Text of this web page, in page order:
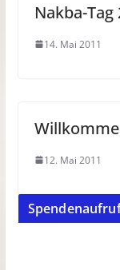
Nakba-Tag
14. Mai 2011
12. Mai 2011